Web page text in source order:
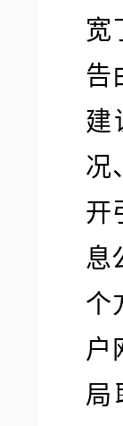
宽
告
建
况
开
息
个
户
局